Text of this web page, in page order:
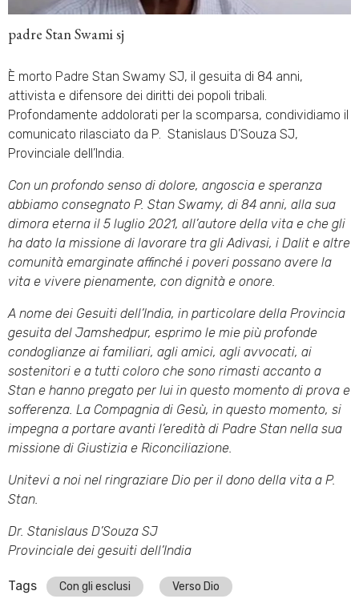
padre Stan Swami sj
È morto Padre Stan Swamy SJ, il gesuita di 84 anni,
attivista e difensore dei diritti dei popoli tribali.
Profondamente addolorati per la scomparsa, condividiamo il
comunicato rilasciato da P. Stanislaus D’Souza SJ,
Provinciale dell’India.
Con un profondo senso di dolore, angoscia e speranza
abbiamo consegnato P. Stan Swamy, di 84 anni, alla sua
dimora eterna il 5 luglio 2021, all’autore della vita e che gli
ha dato la missione di lavorare tra gli Adivasi, i Dalit e altre
comunità emarginate affinché i poveri possano avere la
vita e vivere pienamente, con dignità e onore.
A nome dei Gesuiti dell’India, in particolare della Provincia
gesuita del Jamshedpur, esprimo le mie più profonde
condoglianze ai familiari, agli amici, agli avvocati, ai
sostenitori e a tutti coloro che sono rimasti accanto a
Stan e hanno pregato per lui in questo momento di prova e
sofferenza. La Compagnia di Gesù, in questo momento, si
impegna a portare avanti l’eredità di Padre Stan nella sua
missione di Giustizia e Riconciliazione.
Unitevi a noi nel ringraziare Dio per il dono della vita a P.
Stan.
Dr. Stanislaus D’Souza SJ
Provinciale dei gesuiti dell’India
Tags Con gli esclusi Verso Dio